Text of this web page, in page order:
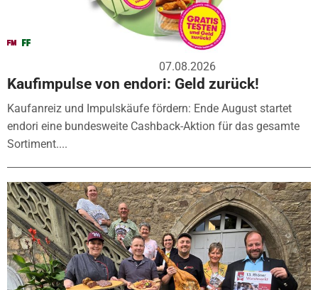
07.08.2026
Kaufimpulse von endori: Geld zurück!
Kaufanreiz und Impulskäufe fördern: Ende August startet
endori eine bundesweite Cashback-Aktion für das gesamte
Sortiment....